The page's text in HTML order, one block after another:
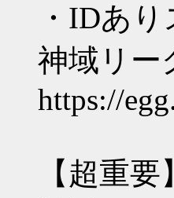
・IDあ
神域リー
https://
【超重要】